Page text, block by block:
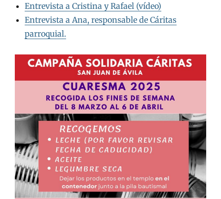
Entrevista a Cristina y Rafael (vídeo)
Entrevista a Ana, responsable de Cáritas
parroquial.